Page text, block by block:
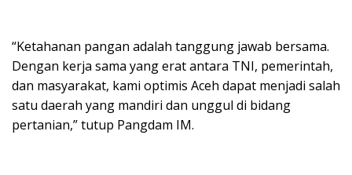
“Ketahanan pangan adalah tanggung jawab bersama.
Dengan kerja sama yang erat antara TNI, pemerintah,
dan masyarakat, kami optimis Aceh dapat menjadi salah
satu daerah yang mandiri dan unggul di bidang
pertanian,” tutup Pangdam IM.